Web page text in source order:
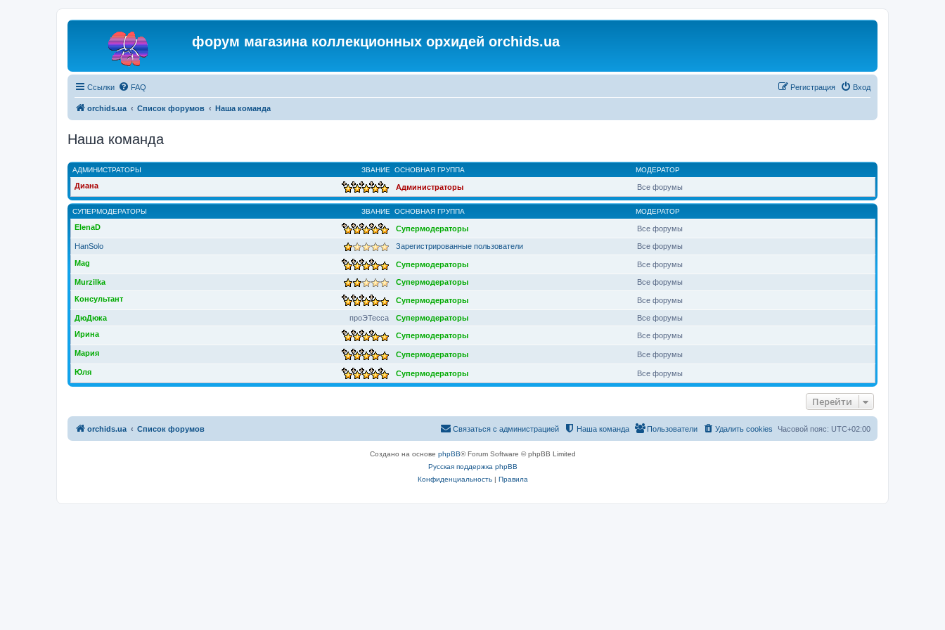
форум магазина коллекционных орхидей orchids.ua
Ссылки FAQ Вход
Регистрация
orchids.ua Список форумов Наша команда
Наша команда
ЗВАНИЕ
АДМИНИСТРАТОРЫ ОСНОВНАЯ ГРУППА МОДЕРАТОР
Диана Администраторы Все форумы
ЗВАНИЕ
СУПЕРМОДЕРАТОРЫ ОСНОВНАЯ ГРУППА МОДЕРАТОР
ElenaD Супермодераторы Все форумы
HanSolo Зарегистрированные пользователи
Все форумы
Mag
Супермодераторы Все форумы
Murzilka Супермодераторы
Все форумы
Консультант
Супермодераторы Все форумы
проЭТесса
ДюДюка Супермодераторы
Все форумы
Ирина
Супермодераторы Все форумы
Мария Супермодераторы Все форумы
Юля Супермодераторы Все форумы
Перейти
orchids.ua Список форумов Часовой пояс: UTC+02:00
Удалить cookies
Пользователи
Наша команда
Связаться с администрацией
Создано на основе phpBB® Forum Software © phpBB Limited
Русская поддержка phpBB
Конфиденциальность| Правила